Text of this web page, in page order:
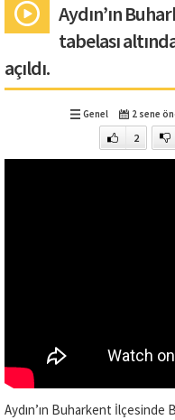
Aydın’ın
tabelası
açıldı.
Genel 2 sene
2
Aydın’ın Buharkent İlçesinde